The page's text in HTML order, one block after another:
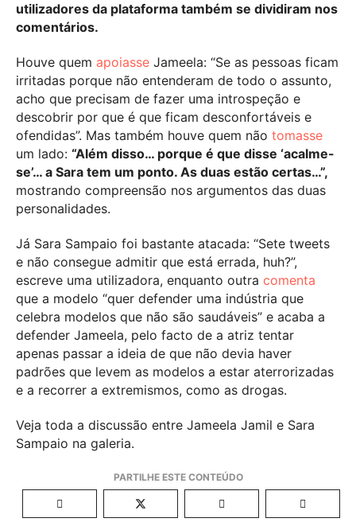
utilizadores da plataforma também se dividiram nos
comentários.
Houve quem apoiasse Jameela: “Se as pessoas ficam
irritadas porque não entenderam de todo o assunto,
acho que precisam de fazer uma introspeção e
descobrir por que é que ficam desconfortáveis e
ofendidas”. Mas também houve quem não tomasse
um lado: “Além disso… porque é que disse ‘acalme-
se’… a Sara tem um ponto. As duas estão certas…”,
mostrando compreensão nos argumentos das duas
personalidades.
Já Sara Sampaio foi bastante atacada: “Sete tweets
e não consegue admitir que está errada, huh?”,
escreve uma utilizadora, enquanto outra comenta
que a modelo “quer defender uma indústria que
celebra modelos que não são saudáveis” e acaba a
defender Jameela, pelo facto de a atriz tentar
apenas passar a ideia de que não devia haver
padrões que levem as modelos a estar aterrorizadas
e a recorrer a extremismos, como as drogas.
Veja toda a discussão entre Jameela Jamil e Sara
Sampaio na galeria.